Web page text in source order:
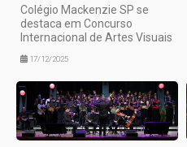
Colégio Mackenzie SP se
destaca em Concurso
Internacional de Artes Visuais
17/12/2025